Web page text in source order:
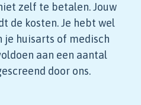
zelf te betalen. Jouw
de kosten. Je hebt wel
je huisarts of medisch
aan een aantal
door ons.